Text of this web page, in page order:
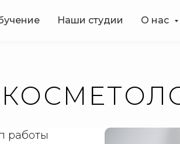
Наши студии О нас
работы